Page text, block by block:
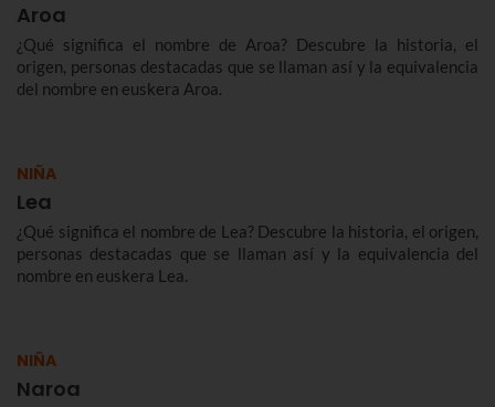
Aroa
¿Qué significa el nombre de Aroa? Descubre la historia, el
origen, personas destacadas que se llaman así y la equivalencia
del nombre en euskera Aroa.
NIÑA
Lea
¿Qué significa el nombre de Lea? Descubre la historia, el origen,
personas destacadas que se llaman así y la equivalencia del
nombre en euskera Lea.
NIÑA
Naroa